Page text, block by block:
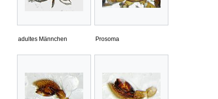
adultes Männchen Prosoma